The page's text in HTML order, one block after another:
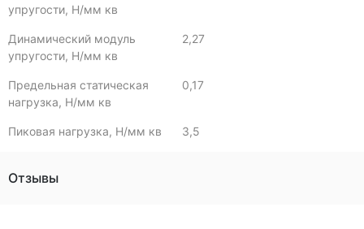
упругости, Н/мм кв
Динамический модуль
упругости, Н/мм кв
2,27
Предельная статическая
нагрузка, Н/мм кв
0,17
Пиковая нагрузка, Н/мм кв 3,5
Отзывы